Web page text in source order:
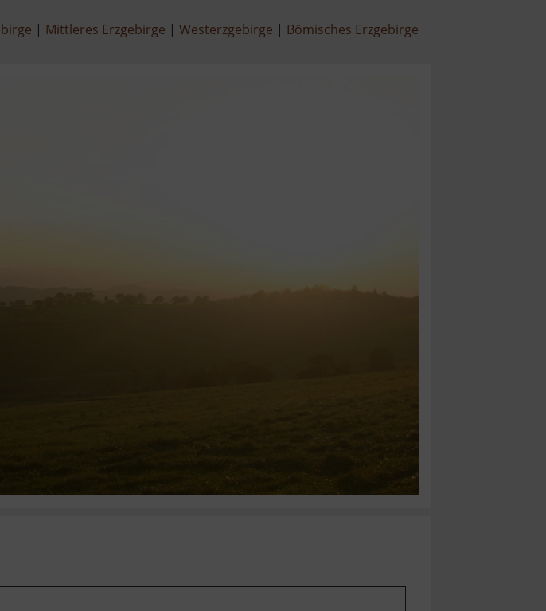
Mittleres Erzgebirge Westerzgebirge Bömisches Erzgebirge